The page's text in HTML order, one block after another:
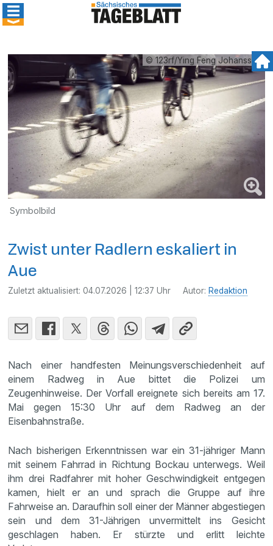
© 123rf/Ying Feng Johansson
Symbolbild
Zwist unter Radlern eskaliert in
Aue
Zuletzt aktualisiert:04.07.2026 | 12:37 Uhr Autor: Redaktion
Nach einer handfesten Meinungsverschiedenheit auf
einem Radweg in Aue bittet die Polizei um
Zeugenhinweise. Der Vorfall ereignete sich bereits am 17.
Mai gegen 15:30 Uhr auf dem Radweg an der
Eisenbahnstraße.
Nach bisherigen Erkenntnissen war ein 31-jähriger Mann
mit seinem Fahrrad in Richtung Bockau unterwegs. Weil
ihm drei Radfahrer mit hoher Geschwindigkeit entgegen
kamen, hielt er an und sprach die Gruppe auf ihre
Fahrweise an. Daraufhin soll einer der Männer abgestiegen
sein und dem 31-Jährigen unvermittelt ins Gesicht
geschlagen haben. Er stürzte und erlitt leichte